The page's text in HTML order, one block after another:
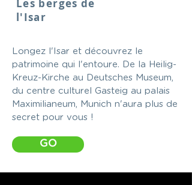
Les berges de
l'Isar
Longez l'Isar et découvrez le
patrimoine qui l'entoure. De la Heilig-
Kreuz-Kirche au Deutsches Museum,
du centre culturel Gasteig au palais
Maximilianeum, Munich n'aura plus de
secret pour vous !
GO